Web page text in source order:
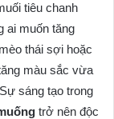
tiêu chanh
ai muốn tăng
thái sợi hoặc
màu sắc vừa
sáng tạo trong
trở nên độc